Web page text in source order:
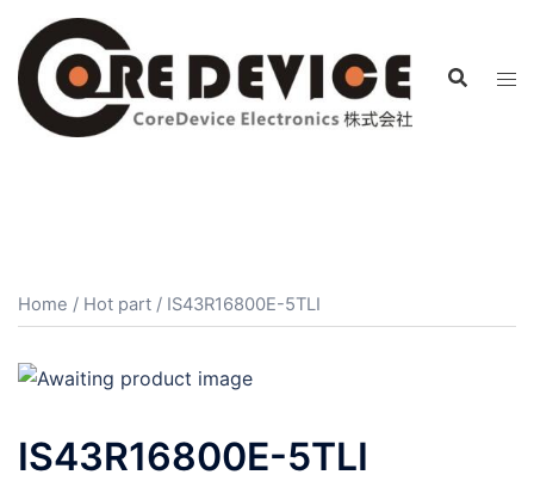
Home / Hot part / IS43R16800E-5TLI
IS43R16800E-5TLI